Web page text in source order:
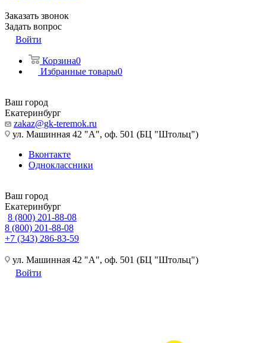
Заказать звонок
Задать вопрос
Войти
Корзина0
Избранные товары0
Ваш город
Екатеринбург
zakaz@gk-teremok.ru
ул. Машинная 42 "А", оф. 501 (БЦ "Штольц")
Вконтакте
Одноклассники
Ваш город
Екатеринбург
8 (800) 201-88-08
8 (800) 201-88-08
+7 (343) 286-83-59
ул. Машинная 42 "А", оф. 501 (БЦ "Штольц")
Войти